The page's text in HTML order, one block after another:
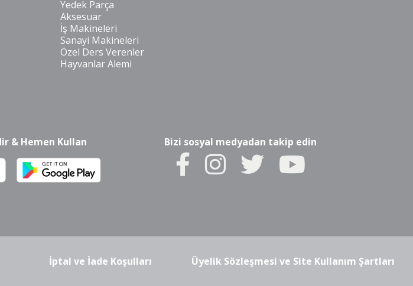
Yedek Parça
Aksesuar
İş Makineleri
Sanayi Makineleri
Özel Ders Verenler
Hayvanlar Alemi
& Hemen Kullan Bizi sosyal medyadan takip edin
İptal ve İade Koşulları Üyelik Sözleşmesi ve Site Kullanım Şartları